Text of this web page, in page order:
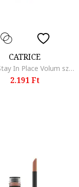
CATRICE
Tubing Stay In Place Volum szempillaspirál 010, 11 ml
2.191 Ft